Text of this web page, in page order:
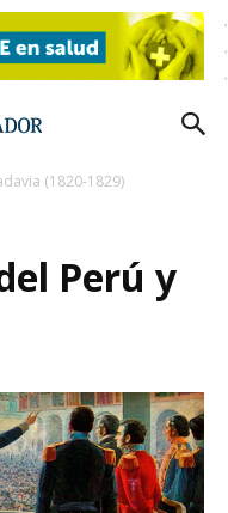
(1820-1829)
Perú y